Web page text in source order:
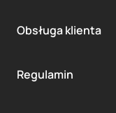
Obsługa klienta
Regulamin